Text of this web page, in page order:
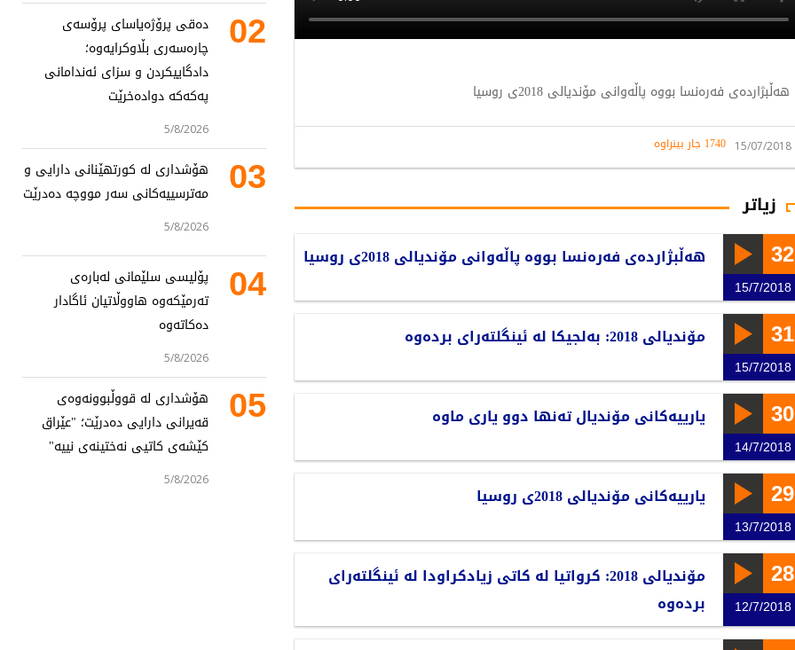
هەڵبژاردەی فەرەنسا بووە پاڵەوانی مۆندیالی 2018ی روسیا
15/07/2018 1740 جار بینراوە
زیاتر
32
15/7/2018
هەڵبژاردەی فەرەنسا بووە پاڵەوانی مۆندیالی 2018ی روسیا
31
15/7/2018
مۆندیالی 2018: بەلجیکا لە ئینگلتەرای بردەوە
30
14/7/2018
یارییەکانی مۆندیال تەنها دوو یاری ماوە
29
13/7/2018
یارییەکانی مۆندیالی 2018ی روسیا
28
12/7/2018
مۆندیالی 2018: کرواتیا لە کاتی زیادکراودا لە ئینگلتەرای
بردەوە
02
دەقی پرۆژەیاسای پرۆسەی
چارەسەری بڵاوکرایەوە؛
دادگاییکردن و سزای ئەندامانی
پەکەکە دوادەخرێت
5/8/2026
03
هۆشداری لە کورتهێنانی دارایی و
مەترسییەکانی سەر مووچە دەدرێت
5/8/2026
04
پۆلیسی سلێمانی لەبارەی
تەرمێکەوە هاووڵاتیان ئاگادار
دەکاتەوە
5/8/2026
05
هۆشداری لە قووڵبوونەوەی
قەیرانی دارایی دەدرێت؛ "عێراق
کێشەی کاتیی نەختینەی نییە"
5/8/2026